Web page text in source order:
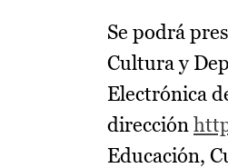
Se podrá
Cultura y
Electrónica
dirección
Educación,